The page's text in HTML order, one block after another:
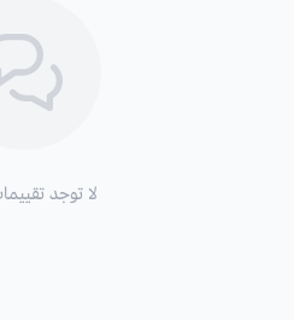
لا توجد